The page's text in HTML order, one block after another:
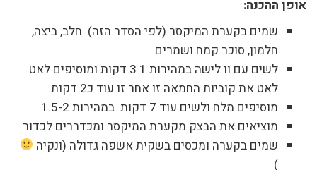
אופן ההכנה:
שמים בקערת המיקסר (לפי הסדר הזה) חלב, ביצה,
חלמון, סוכר קמח ושמרים
לשים עם וו לישה במהירות 1 3 דקות ומוסיפים לאט
לאט את קוביות החמאה זו אחר זו עוד כ2 דקות.
מוסיפים מלח ולשים עוד 7 דקות במהירות 1.5-2
מוציאים את הבצק מקערת המיקסר ומכדררים לכדור
שמים בקערה ומכסים בשקית אשפה גדולה (ונקיה
)